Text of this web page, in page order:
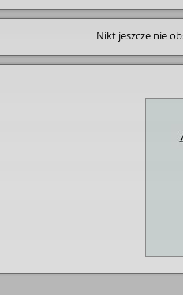
Nikt jeszcze nie